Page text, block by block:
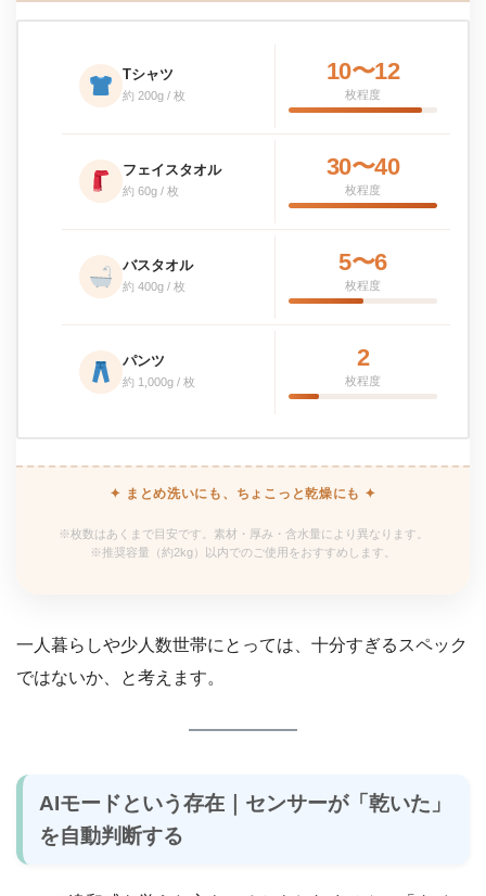
Tシャツ
約 200g / 枚
10〜12
枚程度
フェイスタオル
約 60g / 枚
30〜40
枚程度
バスタオル
約 400g / 枚
5〜6
枚程度
パンツ
約 1,000g / 枚
2
枚程度
✦ まとめ洗いにも、ちょこっと乾燥にも ✦
※枚数はあくまで目安です。素材・厚み・含水量により異なります。
※推奨容量（約2kg）以内でのご使用をおすすめします。
一人暮らしや少人数世帯にとっては、十分すぎるスペック
ではないか、と考えます。
AIモードという存在｜センサーが「乾いた」
を自動判断する